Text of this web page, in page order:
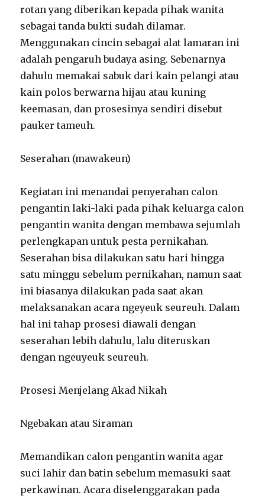
rotan yang diberikan kepada pihak wanita
sebagai tanda bukti sudah dilamar.
Menggunakan cincin sebagai alat lamaran ini
adalah pengaruh budaya asing. Sebenarnya
dahulu memakai sabuk dari kain pelangi atau
kain polos berwarna hijau atau kuning
keemasan, dan prosesinya sendiri disebut
pauker tameuh.
Seserahan (mawakeun)
Kegiatan ini menandai penyerahan calon
pengantin laki-laki pada pihak keluarga calon
pengantin wanita dengan membawa sejumlah
perlengkapan untuk pesta pernikahan.
Seserahan bisa dilakukan satu hari hingga
satu minggu sebelum pernikahan, namun saat
ini biasanya dilakukan pada saat akan
melaksanakan acara ngeyeuk seureuh. Dalam
hal ini tahap prosesi diawali dengan
seserahan lebih dahulu, lalu diteruskan
dengan ngeuyeuk seureuh.
Prosesi Menjelang Akad Nikah
Ngebakan atau Siraman
Memandikan calon pengantin wanita agar
suci lahir dan batin sebelum memasuki saat
perkawinan. Acara diselenggarakan pada